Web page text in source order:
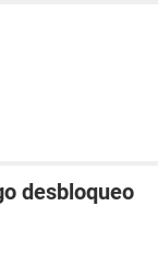
desbloqueo